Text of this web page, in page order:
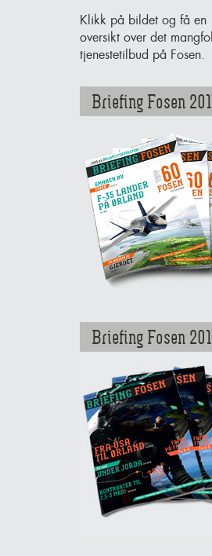
Klikk på bildet og få en
oversikt over det
tjenestetilbud på Fosen.
Briefing Fosen
Briefing Fosen